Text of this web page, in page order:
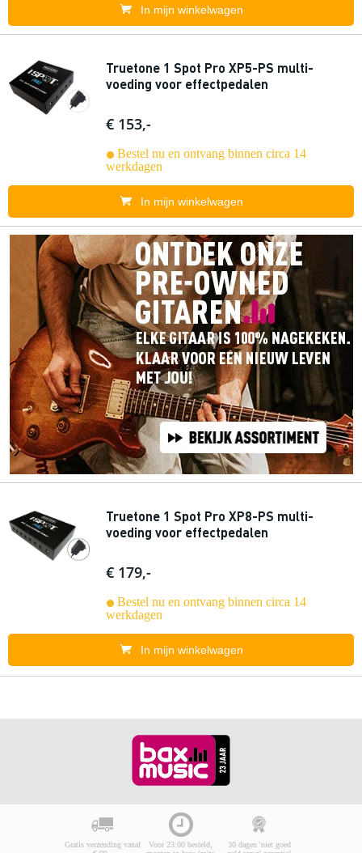
In mijn winkelwagen
Truetone 1 Spot Pro XP5-PS multi-
voeding voor effectpedalen
€ 153,-
Bestel nu en ontvang binnen circa 14
werkdagen
In mijn winkelwagen
Truetone 1 Spot Pro XP8-PS multi-
voeding voor effectpedalen
€ 179,-
Bestel nu en ontvang binnen circa 14
werkdagen
In mijn winkelwagen
Gratis verzending vanaf
Voor 23:00 besteld,
30 dagen 'niet goed